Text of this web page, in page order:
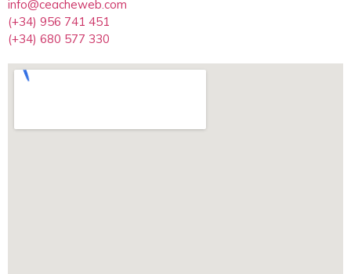
info@ceacheweb.com
(+34) 956 741 451
(+34) 680 577 330